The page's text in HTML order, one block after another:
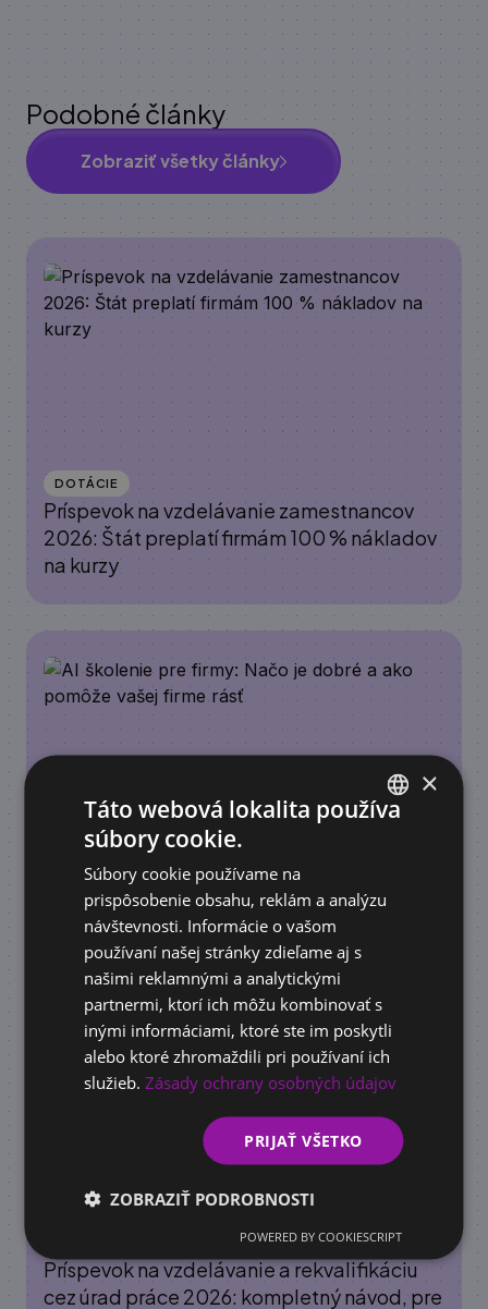
Podobné články
Zobraziť všetky články
DOTÁCIE
Príspevok na vzdelávanie zamestnancov
2026: Štát preplatí firmám 100 % nákladov
na kurzy
ACADEMY
AI školenie pre firmy: Načo je dobré a ako
pomôže vašej firme rásť
Príspevok na vzdelávanie a rekvalifikáciu
cez úrad práce 2026: kompletný návod, pre
×
Táto webová lokalita používa
súbory cookie.
Súbory cookie používame na
prispôsobenie obsahu, reklám a analýzu
návštevnosti. Informácie o vašom
používaní našej stránky zdieľame aj s
našimi reklamnými a analytickými
partnermi, ktorí ich môžu kombinovať s
inými informáciami, ktoré ste im poskytli
alebo ktoré zhromaždili pri používaní ich
služieb.Zásady ochrany osobných údajov
PRIJAŤ VŠETKO
ZOBRAZIŤ PODROBNOSTI
POWERED BY COOKIESCRIPT